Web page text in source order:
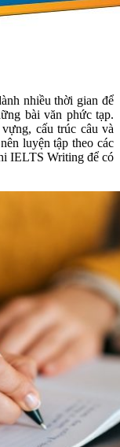
nhiều thời gian để
bài văn phức tạp.
cấu trúc câu và
luyện tập theo các
IELTS Writing để có